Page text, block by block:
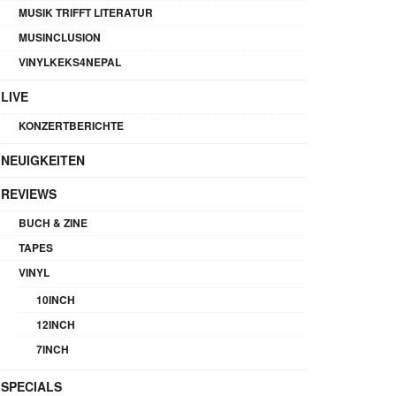
MUSIK TRIFFT LITERATUR
MUSINCLUSION
VINYLKEKS4NEPAL
LIVE
KONZERTBERICHTE
NEUIGKEITEN
REVIEWS
BUCH & ZINE
TAPES
VINYL
10INCH
12INCH
7INCH
SPECIALS